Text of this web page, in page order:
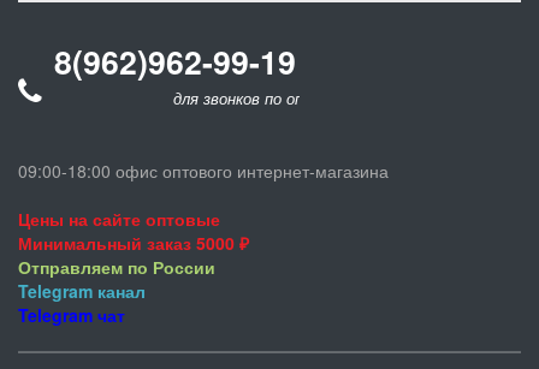
8(962)962-99-19
для звонков по оптовым заказам
09:00-18:00 офис оптового интернет-магазина
Цены на сайте оптовые
Минимальный заказ 5000 ₽
Отправляем по России
Telegram канал
Telegram чат